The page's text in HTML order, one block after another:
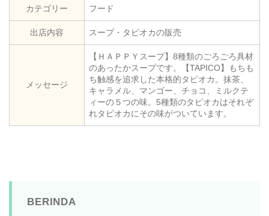
カテゴリー フード
出店内容 スープ・タピオカの販売
メッセージ
【ＨＡＰＰＹスープ】8種類のごろごろ具材
のあったかスープです。【TAPICO】もちも
ち触感を追求した本格的タピオカ。抹茶、
キャラメル、マンゴー、チョコ、ミルクテ
ィーの５つの味。5種類のタピオカはそれぞ
れタピオカにその味がついています。
BERINDA